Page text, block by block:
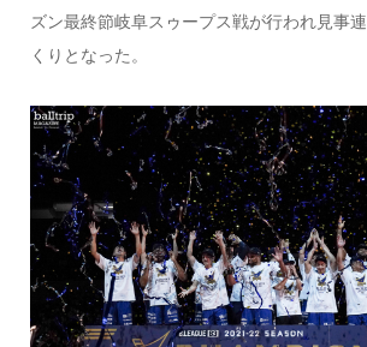
ズン最終節岐阜スゥープス戦が行われ見事
くりとなった。